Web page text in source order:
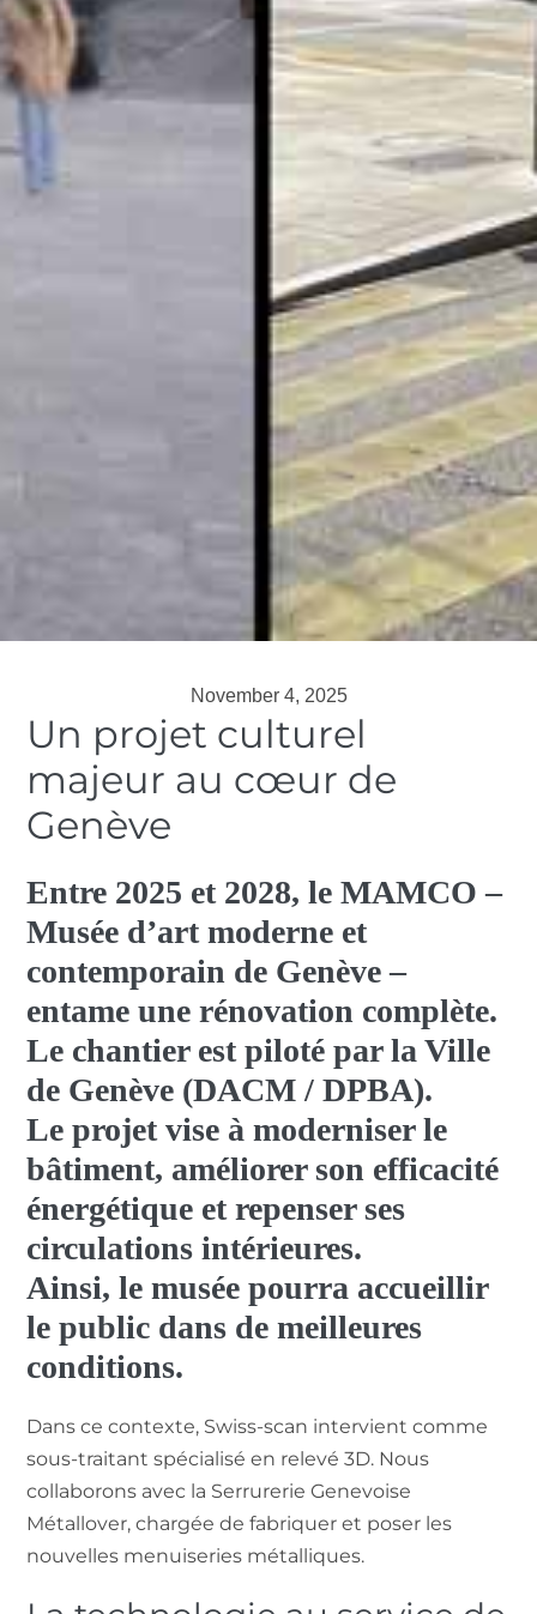
November 4, 2025
Un projet culturel
majeur au cœur de
Genève
Entre 2025 et 2028, le MAMCO –
Musée d’art moderne et
contemporain de Genève –
entame une rénovation complète.
Le chantier est piloté par la Ville
de Genève (DACM / DPBA).
Le projet vise à moderniser le
bâtiment, améliorer son efficacité
énergétique et repenser ses
circulations intérieures.
Ainsi, le musée pourra accueillir
le public dans de meilleures
conditions.
Dans ce contexte, Swiss-scan intervient comme
sous-traitant spécialisé en relevé 3D. Nous
collaborons avec la Serrurerie Genevoise
Métallover, chargée de fabriquer et poser les
nouvelles menuiseries métalliques.